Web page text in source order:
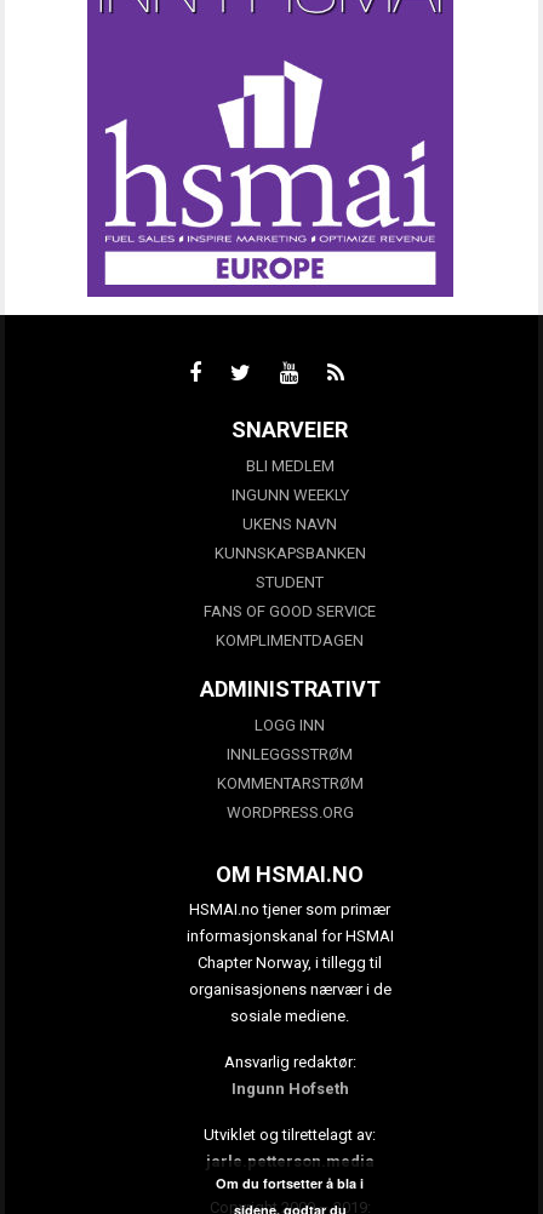
SNARVEIER
BLI MEDLEM
INGUNN WEEKLY
UKENS NAVN
KUNNSKAPSBANKEN
STUDENT
FANS OF GOOD SERVICE
KOMPLIMENTDAGEN
ADMINISTRATIVT
LOGG INN
INNLEGGSSTRØM
KOMMENTARSTRØM
WORDPRESS.ORG
OM HSMAI.NO
HSMAI.no tjener som primær
informasjonskanal for HSMAI
Chapter Norway, i tillegg til
organisasjonens nærvær i de
sosiale mediene.
Ansvarlig redaktør:
Ingunn Hofseth
Utviklet og tilrettelagt av:
jarle.petterson.media
Copyright 2009 – 2019:
Om du fortsetter å bla i
sidene, godtar du